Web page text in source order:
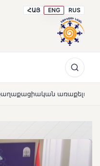
ՀԱՅ ENG RUS
նպաստելու երկրի